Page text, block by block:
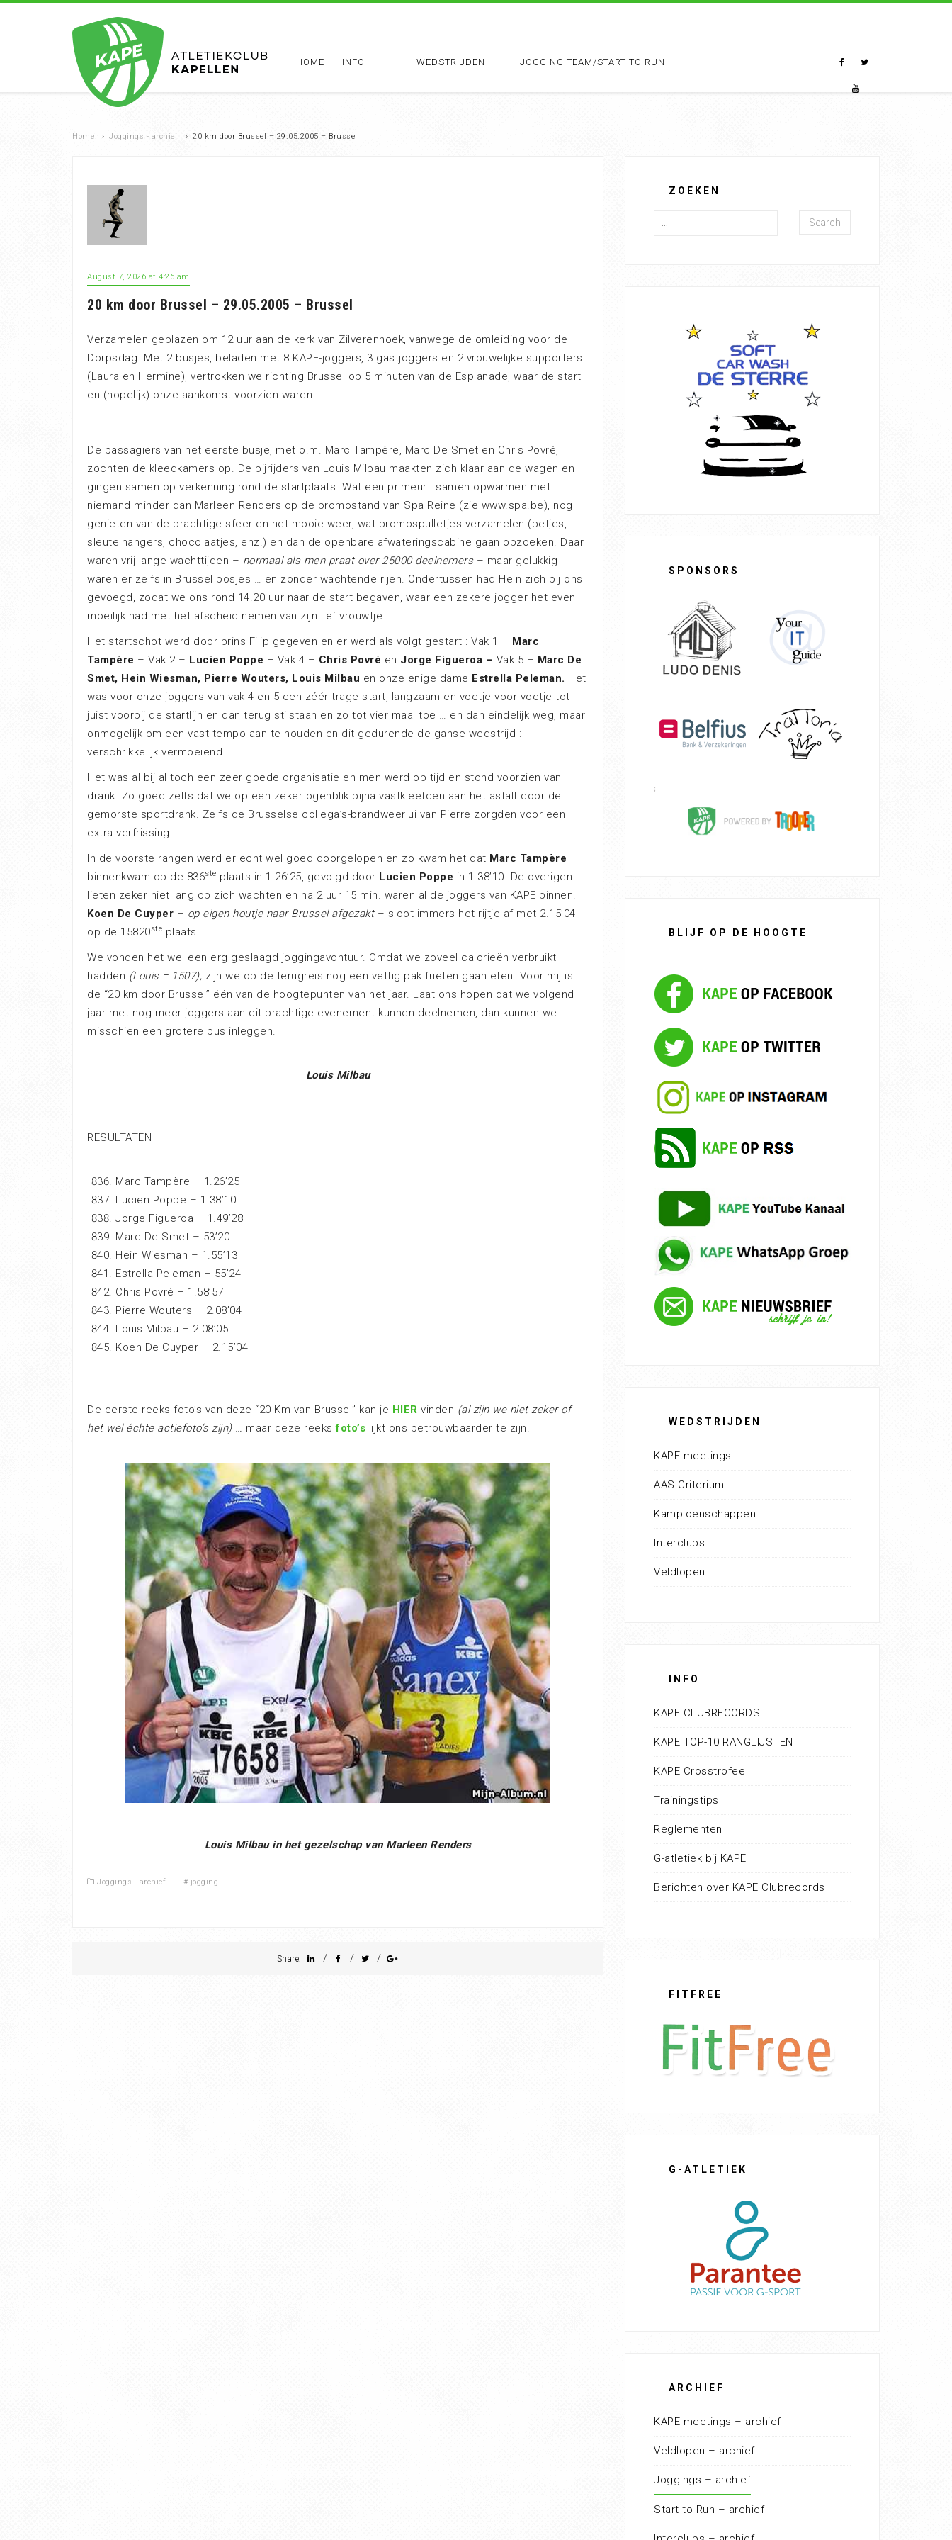
HOME INFO WEDSTRIJDEN JOGGING TEAM/START TO RUN
Home › Joggings - archief › 20 km door Brussel – 29.05.2005 – Brussel
August 7, 2026 at 4:26 am
20 km door Brussel – 29.05.2005 – Brussel
Verzamelen geblazen om 12 uur aan de kerk van Zilverenhoek, vanwege de omleiding voor de
Dorpsdag. Met 2 busjes, beladen met 8 KAPE-joggers, 3 gastjoggers en 2 vrouwelijke supporters
(Laura en Hermine), vertrokken we richting Brussel op 5 minuten van de Esplanade, waar de start
en (hopelijk) onze aankomst voorzien waren.
De passagiers van het eerste busje, met o.m. Marc Tampère, Marc De Smet en Chris Povré,
zochten de kleedkamers op. De bijrijders van Louis Milbau maakten zich klaar aan de wagen en
gingen samen op verkenning rond de startplaats. Wat een primeur : samen opwarmen met
niemand minder dan Marleen Renders op de promostand van Spa Reine (zie www.spa.be), nog
genieten van de prachtige sfeer en het mooie weer, wat promospulletjes verzamelen (petjes,
sleutelhangers, chocolaatjes, enz.) en dan de openbare afwateringscabine gaan opzoeken. Daar
waren vrij lange wachttijden – normaal als men praat over 25000 deelnemers– maar gelukkig
waren er zelfs in Brussel bosjes … en zonder wachtende rijen. Ondertussen had Hein zich bij ons
gevoegd, zodat we ons rond 14.20 uur naar de start begaven, waar een zekere jogger het even
moeilijk had met het afscheid nemen van zijn lief vrouwtje.
Het startschot werd door prins Filip gegeven en er werd als volgt gestart : Vak 1 – Marc
Tampère – Vak 2 – Lucien Poppe – Vak 4 – Chris Povré en Jorge Figueroa – Vak 5 – Marc De
Smet, Hein Wiesman, Pierre Wouters, Louis Milbau en onze enige dame Estrella Peleman. Het
was voor onze joggers van vak 4 en 5 een zéér trage start, langzaam en voetje voor voetje tot
juist voorbij de startlijn en dan terug stilstaan en zo tot vier maal toe … en dan eindelijk weg, maar
onmogelijk om een vast tempo aan te houden en dit gedurende de ganse wedstrijd :
verschrikkelijk vermoeiend !
Het was al bij al toch een zeer goede organisatie en men werd op tijd en stond voorzien van
drank. Zo goed zelfs dat we op een zeker ogenblik bijna vastkleefden aan het asfalt door de
gemorste sportdrank. Zelfs de Brusselse collega’s-brandweerlui van Pierre zorgden voor een
extra verfrissing.
In de voorste rangen werd er echt wel goed doorgelopen en zo kwam het dat Marc Tampère
binnenkwam op de 836ste plaats in 1.26’25, gevolgd door Lucien Poppe in 1.38’10. De overigen
lieten zeker niet lang op zich wachten en na 2 uur 15 min. waren al de joggers van KAPE binnen.
Koen De Cuyper – op eigen houtje naar Brussel afgezakt– sloot immers het rijtje af met 2.15’04
op de 15820ste plaats.
We vonden het wel een erg geslaagd joggingavontuur. Omdat we zoveel calorieën verbruikt
hadden (Louis = 1507), zijn we op de terugreis nog een vettig pak frieten gaan eten. Voor mij is
de “20 km door Brussel” één van de hoogtepunten van het jaar. Laat ons hopen dat we volgend
jaar met nog meer joggers aan dit prachtige evenement kunnen deelnemen, dan kunnen we
misschien een grotere bus inleggen.
Louis Milbau
RESULTATEN
Marc Tampère – 1.26’25
Lucien Poppe – 1.38’10
Jorge Figueroa – 1.49’28
Marc De Smet – 53’20
Hein Wiesman – 1.55’13
Estrella Peleman – 55’24
Chris Povré – 1.58’57
Pierre Wouters – 2.08’04
Louis Milbau – 2.08’05
Koen De Cuyper – 2.15’04
De eerste reeks foto’s van deze “20 Km van Brussel” kan je HIER vinden (al zijn we niet zeker of
het wel échte actiefoto’s zijn) … maar deze reeksfoto’s lijkt ons betrouwbaarder te zijn.
Louis Milbau in het gezelschap van Marleen Renders
Joggings - archief # jogging
Share: / / /
ZOEKEN
Search
SPONSORS
BLIJF OP DE HOOGTE
WEDSTRIJDEN
KAPE-meetings
AAS-Criterium
Kampioenschappen
Interclubs
Veldlopen
INFO
KAPE CLUBRECORDS
KAPE TOP-10 RANGLIJSTEN
KAPE Crosstrofee
Trainingstips
Reglementen
G-atletiek bij KAPE
Berichten over KAPE Clubrecords
FITFREE
G-ATLETIEK
ARCHIEF
KAPE-meetings – archief
Veldlopen – archief
Joggings – archief
Start to Run – archief